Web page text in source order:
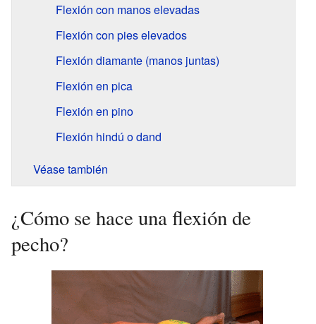
Flexión con manos elevadas
Flexión con pies elevados
Flexión diamante (manos juntas)
Flexión en pica
Flexión en pino
Flexión hindú o dand
Véase también
¿Cómo se hace una flexión de
pecho?